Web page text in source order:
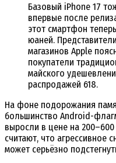
Базовый iPhone 17
впервые после
этот смартфон
юаней.
магазинов Apple
покупатели
майского
распродажей 618.
На фоне подорожания
большинство Android-
выросли в цене на
считают, что агрессивное
может серьёзно